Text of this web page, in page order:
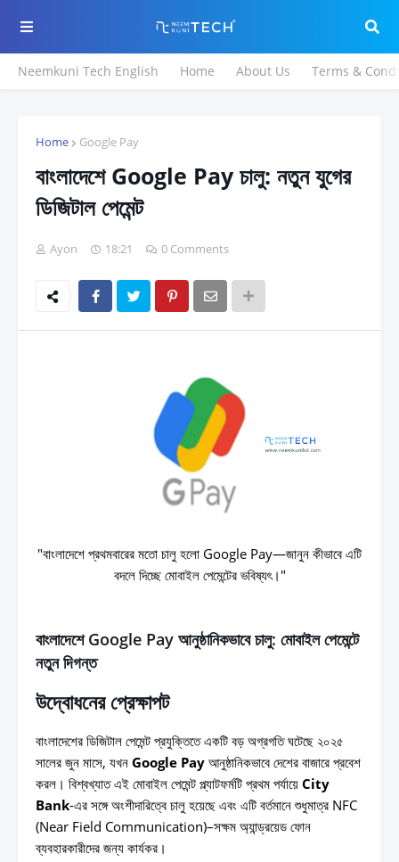
Neemkuni Tech English Home About Us Terms &
Home Google Pay
বাংলাদেশে Google Pay চালু: নতুন যুগের
ডিজিটাল পেমেন্ট
Ayon 18:21 0 Comments
"বাংলাদেশে প্রথমবারের মতো চালু হলো Google Pay—জানুন কীভাবে এটি
বদলে দিচ্ছে মোবাইল পেমেন্টের ভবিষ্যৎ।"
বাংলাদেশে Google Pay আনুষ্ঠানিকভাবে চালু: মোবাইল পেমেন্টে
নতুন দিগন্ত
উদ্বোধনের প্রেক্ষাপট
বাংলাদেশের ডিজিটাল পেমেন্ট প্রযুক্তিতে একটি বড় অগ্রগতি ঘটেছে ২০২৫
সালের জুন মাসে, যখন Google Pay আনুষ্ঠানিকভাবে দেশের বাজারে প্রবেশ
করল। বিশ্বখ্যাত এই মোবাইল পেমেন্ট প্ল্যাটফর্মটি প্রথম পর্যায়ে City
Bank-এর সঙ্গে অংশীদারিত্বে চালু হয়েছে এবং এটি বর্তমানে শুধুমাত্র NFC
(Near Field Communication)–সক্ষম অ্যান্ড্রয়েড ফোন
ব্যবহারকারীদের জন্য কার্যকর।